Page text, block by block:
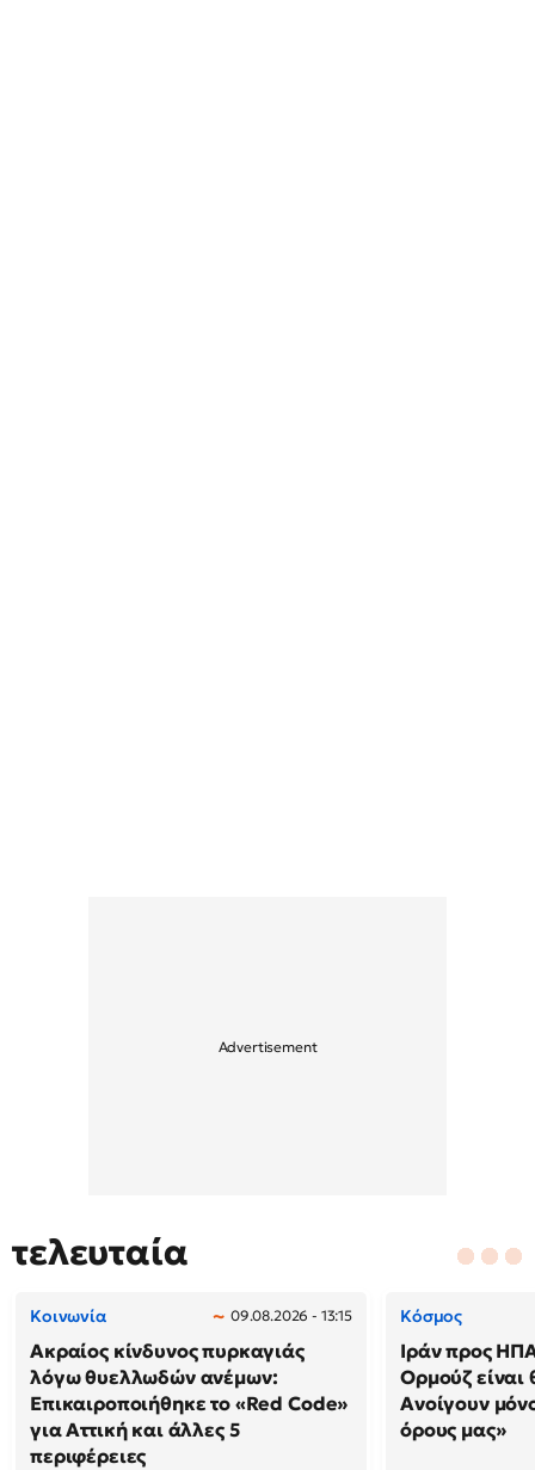
τελευταία
Κοινωνία 09.08.2026 - 13:15
Ακραίος κίνδυνος πυρκαγιάς
λόγω θυελλωδών ανέμων:
Επικαιροποιήθηκε το «Red Code»
για Αττική και άλλες 5
περιφέρειες
Κόσμος
Ιράν προς
Ορμούζ είναι
Ανοίγουν
όρους μας»